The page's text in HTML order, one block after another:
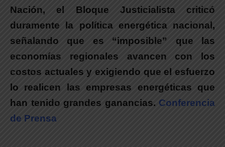
Nación, el Bloque Justicialista criticó
duramente la política energética nacional,
señalando que es “imposible” que las
economías regionales avancen con los
costos actuales y exigiendo que el esfuerzo
lo realicen las empresas energéticas que
han tenido grandes ganancias. Conferencia
de Prensa